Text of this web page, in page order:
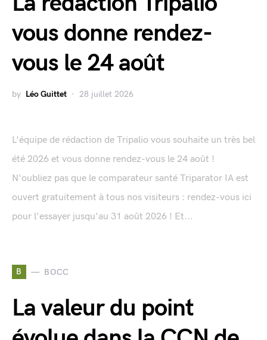
vous donne rendez-
vous le 24 août
by Léo Guittet 28 juillet 2026
L'équipe de rédaction de Tripalio vous souhaite un très bel
été 2026 et vous donne rendez-vous le 24 août !
N'oubliez pas que le comparateur santé Triparator IA est
ouvert gratuitement à tous nos visiteurs : rendez-vous ici
pour l'essayer jusqu'au 31 août 2026 ! Et...
B BOCC
La valeur du point